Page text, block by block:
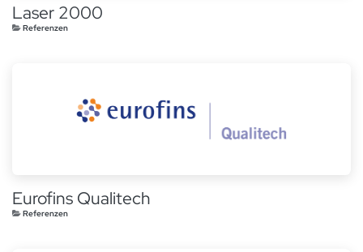
Laser 2000
Referenzen
Eurofins Qualitech
Referenzen